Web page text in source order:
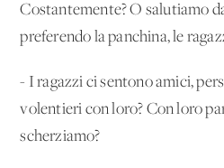
Costantemente? O salutiamo
preferendo la panchina, le
- I ragazzi ci sentono amici,
volentieri con loro? Con loro
scherziamo?